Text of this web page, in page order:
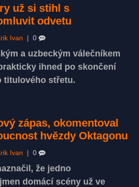
už si stihl s
odvetu
Ivan 0
a uzbeckým válečníkem
ihned po skončení
titulového střetu.
zápas, okomentoval
hvězdy Oktagonu
Ivan 0
že jedno
domácí scény už ve